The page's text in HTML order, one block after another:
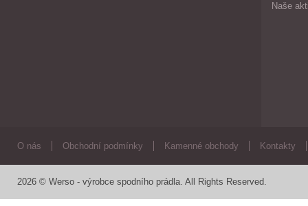
Naše
O nás Obchodní podmínky Kamenné obchody Kontakty
2026 © Werso - výrobce spodního prádla. All Rights Reserved.